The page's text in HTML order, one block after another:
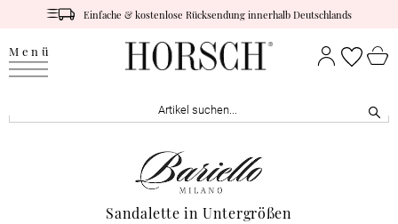
Einfache & kostenlose Rücksendung innerhalb Deutschlands
Menü
Sandalette in Untergrößen